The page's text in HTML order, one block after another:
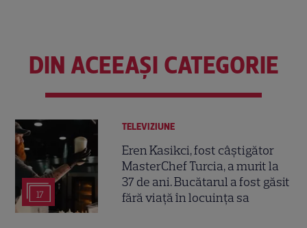
DIN ACEEAȘI CATEGORIE
17
TELEVIZIUNE
Eren Kasikci, fost câștigător
MasterChef Turcia, a murit la
37 de ani. Bucătarul a fost găsit
fără viață în locuința sa